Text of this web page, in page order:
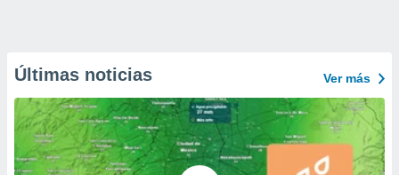
Últimas noticias Ver más